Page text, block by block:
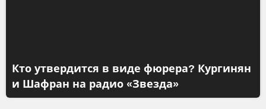
Кто утвердится в виде фюрера? Кургинян
и Шафран на радио «Звезда»